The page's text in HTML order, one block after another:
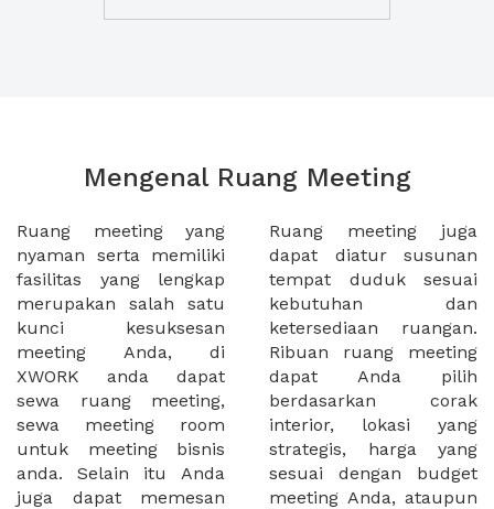
Mengenal Ruang Meeting
Ruang meeting yang
nyaman serta memiliki
fasilitas yang lengkap
merupakan salah satu
kunci kesuksesan
meeting Anda, di
XWORK anda dapat
sewa ruang meeting,
sewa meeting room
untuk meeting bisnis
anda. Selain itu Anda
juga dapat memesan
Ruang meeting juga
dapat diatur susunan
tempat duduk sesuai
kebutuhan dan
ketersediaan ruangan.
Ribuan ruang meeting
dapat Anda pilih
berdasarkan corak
interior, lokasi yang
strategis, harga yang
sesuai dengan budget
meeting Anda, ataupun